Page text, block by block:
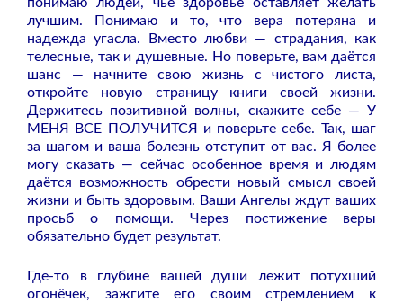
лучшим. Понимаю и то, что вера потеряна и
надежда угасла. Вместо любви — страдания, как
телесные, так и душевные. Но поверьте, вам даётся
шанс — начните свою жизнь с чистого листа,
откройте новую страницу книги своей жизни.
Держитесь позитивной волны, скажите себе — У
МЕНЯ ВСЕ ПОЛУЧИТСЯ и поверьте себе. Так, шаг
за шагом и ваша болезнь отступит от вас. Я более
могу сказать — сейчас особенное время и людям
даётся возможность обрести новый смысл своей
жизни и быть здоровым. Ваши Ангелы ждут ваших
просьб о помощи. Через постижение веры
обязательно будет результат.
Где-то в глубине вашей души лежит потухший
огонёчек, зажгите его своим стремлением к